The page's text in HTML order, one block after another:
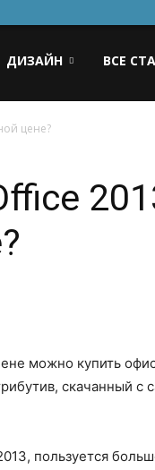
ДИЗАЙН ВСЕ
цене?
можно купить
скачанный с
пользуется